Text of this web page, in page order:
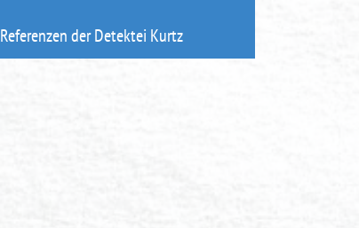
Referenzen der Detektei Kurtz